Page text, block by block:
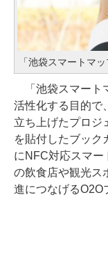
「池袋スマートマ
「池袋スマート
活性化する目的で
立ち上げたプロジ
を貼付したブック
にNFC対応スマー
の飲食店や観光ス
進につなげるO2O